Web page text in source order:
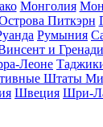
Монголия
Питкэрн
Румыния
и
Леоне
Штаты
Швеция Шри-